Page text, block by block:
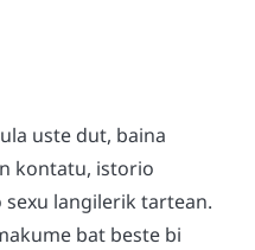
uste dut, baina
kontatu, istorio
sexu langilerik tartean.
bat beste bi